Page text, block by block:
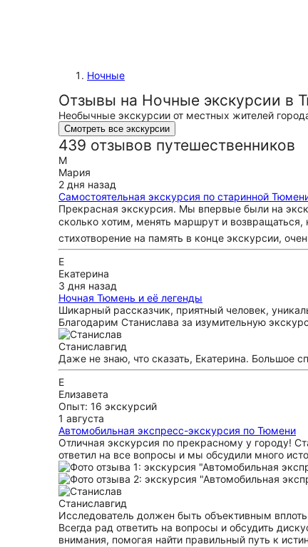
Ночные
Отзывы на Ночные экскурсии в
Необычные экскурсии от местных жителей
Смотреть все экскурсии
439 отзывов путешественников
М
Мария
2 дня назад
Самостоятельная экскурсия по старинной
Прекрасная экскурсия. Мы впервые были на
сколько хотим, менять маршрут и возвращаться,
стихотворение на память в конце экскурсии,
Е
Екатерина
3 дня назад
Ночная Тюмень и её легенды
Шикарный рассказчик, приятный человек,
Благодарим Станислава за изумительную
Станиславгид
Даже не знаю, что сказать, Екатерина. Большое
Е
Елизавета
Опыт: 16 экскурсий
1 августа
Автомобильная экспресс-экскурсия по Тюмени
Отличная экскурсия по прекрасному у городу!
ответил на все вопросы и мы обсудили много
Станиславгид
Исследователь должен быть объективным
Всегда рад ответить на вопросы и обсудить
внимания, помогая найти правильный путь к